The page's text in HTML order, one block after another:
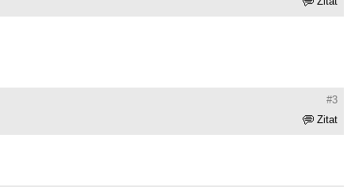
#3
Zitat